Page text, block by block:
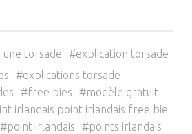
torsade
explication torsade
explications torsade
free bies
modèle gratuit
irlandais point irlandais free bie
point irlandais
points irlandais